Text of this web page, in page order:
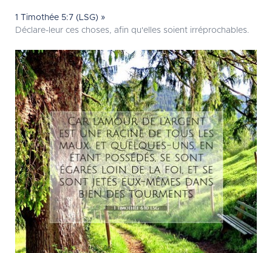
1 Timothée 5:7 (LSG) »
Déclare-leur ces choses, afin qu'elles soient irréprochables.